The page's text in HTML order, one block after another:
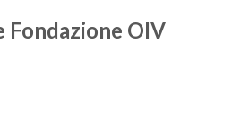
Fondazione OIV